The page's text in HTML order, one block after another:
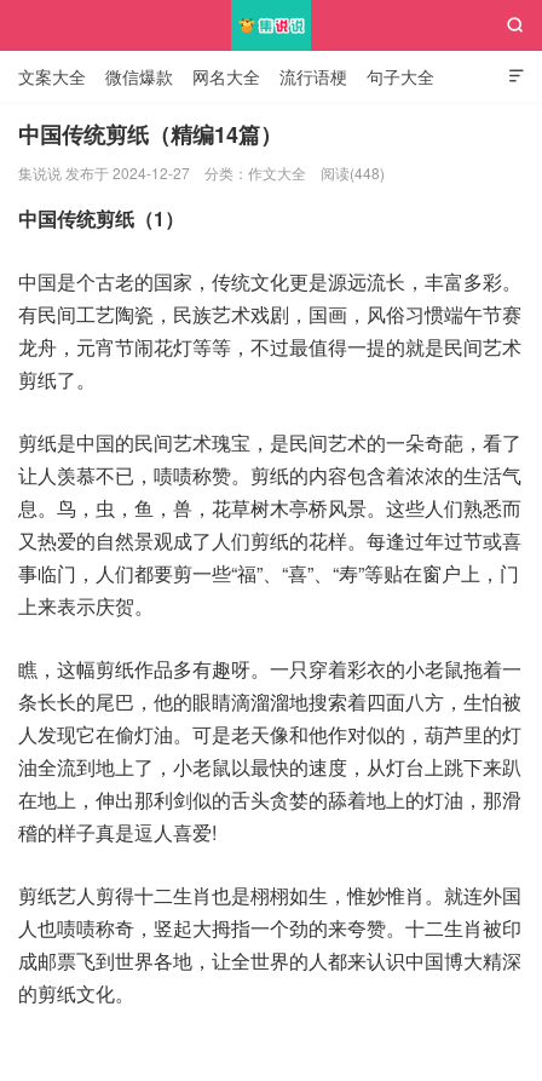

文案大全 微信爆款 网名大全 流行语梗 句子大全
知识大全

中国传统剪纸（精编14篇）
集说说 发布于 2024-12-27 分类： 作文大全 阅读(448)
中国传统剪纸（1）
中国是个古老的国家，传统文化更是源远流长，丰富多彩。
有民间工艺陶瓷，民族艺术戏剧，国画，风俗习惯端午节赛
龙舟，元宵节闹花灯等等，不过最值得一提的就是民间艺术
剪纸了。
剪纸是中国的民间艺术瑰宝，是民间艺术的一朵奇葩，看了
让人羡慕不已，啧啧称赞。剪纸的内容包含着浓浓的生活气
息。鸟，虫，鱼，兽，花草树木亭桥风景。这些人们熟悉而
又热爱的自然景观成了人们剪纸的花样。每逢过年过节或喜
事临门，人们都要剪一些“福”、“喜”、“寿”等贴在窗户上，门
上来表示庆贺。
瞧，这幅剪纸作品多有趣呀。一只穿着彩衣的小老鼠拖着一
条长长的尾巴，他的眼睛滴溜溜地搜索着四面八方，生怕被
人发现它在偷灯油。可是老天像和他作对似的，葫芦里的灯
油全流到地上了，小老鼠以最快的速度，从灯台上跳下来趴
在地上，伸出那利剑似的舌头贪婪的舔着地上的灯油，那滑
稽的样子真是逗人喜爱!
剪纸艺人剪得十二生肖也是栩栩如生，惟妙惟肖。就连外国
人也啧啧称奇，竖起大拇指一个劲的来夸赞。十二生肖被印
成邮票飞到世界各地，让全世界的人都来认识中国博大精深
的剪纸文化。